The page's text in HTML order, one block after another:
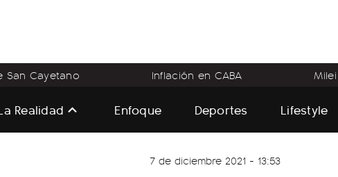
San Cayetano Inflación en CABA
Realidad Enfoque Deportes Lifestyle
7 de diciembre 2021 - 13:53